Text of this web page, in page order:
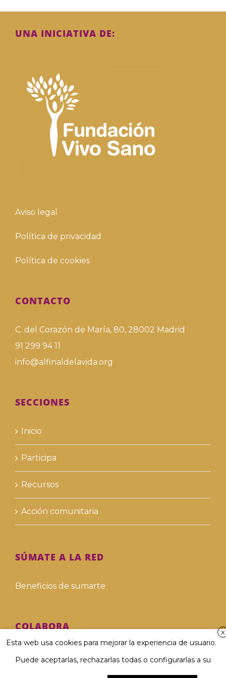
UNA INICIATIVA DE:
Aviso legal
Política de privacidad
Política de cookies
CONTACTO
C. del Corazón de María, 80, 28002 Madrid
91 299 94 11
info@alfinaldelavida.org
SECCIONES
Inicio
Participa
Recursos
Acción comunitaria
SÚMATE A LA RED
Beneficios de sumarte
COLABORA
Hazte voluntari@
X
Esta web usa cookies para mejorar la experiencia de usuario.
Puede aceptarlas, rechazarlas todas o configurarlas a su